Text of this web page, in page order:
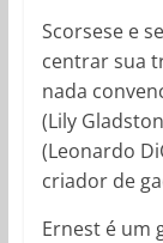
Scorsese e
centrar sua
nada
(Lily
(Leonardo
criador de
Ernest é um